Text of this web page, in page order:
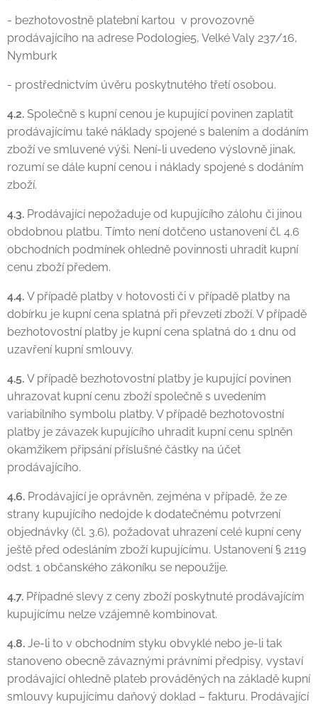
- bezhotovostně platební kartou v provozovně
prodávajícího na adrese Podologie5, Velké Valy 237/16,
Nymburk
- prostřednictvím úvěru poskytnutého třetí osobou.
4.2. Společně s kupní cenou je kupující povinen zaplatit
prodávajícímu také náklady spojené s balením a dodáním
zboží ve smluvené výši. Není-li uvedeno výslovně jinak,
rozumí se dále kupní cenou i náklady spojené s dodáním
zboží.
4.3. Prodávající nepožaduje od kupujícího zálohu či jinou
obdobnou platbu. Tímto není dotčeno ustanovení čl. 4.6
obchodních podmínek ohledně povinnosti uhradit kupní
cenu zboží předem.
4.4. V případě platby v hotovosti či v případě platby na
dobírku je kupní cena splatná při převzetí zboží. V případě
bezhotovostní platby je kupní cena splatná do 1 dnu od
uzavření kupní smlouvy.
4.5. V případě bezhotovostní platby je kupující povinen
uhrazovat kupní cenu zboží společně s uvedením
variabilního symbolu platby. V případě bezhotovostní
platby je závazek kupujícího uhradit kupní cenu splněn
okamžikem připsání příslušné částky na účet
prodávajícího.
4.6. Prodávající je oprávněn, zejména v případě, že ze
strany kupujícího nedojde k dodatečnému potvrzení
objednávky (čl. 3.6), požadovat uhrazení celé kupní ceny
ještě před odesláním zboží kupujícímu. Ustanovení § 2119
odst. 1 občanského zákoníku se nepoužije.
4.7. Případné slevy z ceny zboží poskytnuté prodávajícím
kupujícímu nelze vzájemně kombinovat.
4.8. Je-li to v obchodním styku obvyklé nebo je-li tak
stanoveno obecně závaznými právními předpisy, vystaví
prodávající ohledně plateb prováděných na základě kupní
smlouvy kupujícímu daňový doklad – fakturu. Prodávající